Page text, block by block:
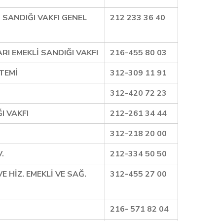
VAKFI GENEL 212 233 36 40
EMEKLİ SANDIĞI VAKFI
216-455 80 03
312-309 11 91
312-420 72 23
VAKFI
212-261 34 44
312-218 20 00
212-334 50 50
HİZ. EMEKLİ VE SAĞ.
312-455 27 00
216- 571 82 04